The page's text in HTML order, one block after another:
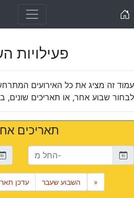
פעילויות
עמוד זה מציג את כל האירועים
לבחור שבוע אחר, או תאריכים שונים, ב
תאריכים
החל מ- עד
« השבוע שעבר עדכן